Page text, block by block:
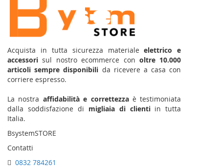
Acquista in tutta sicurezza materialeelettrico e
accessori sul nostro ecommerce con oltre 10.000
articoli sempre disponibili da ricevere a casa con
corriere espresso.
La nostra affidabilità e correttezzaè testimoniata
dalla soddisfazione di migliaia di clientiin tutta
Italia.
BsystemSTORE
Contatti
0832 784261